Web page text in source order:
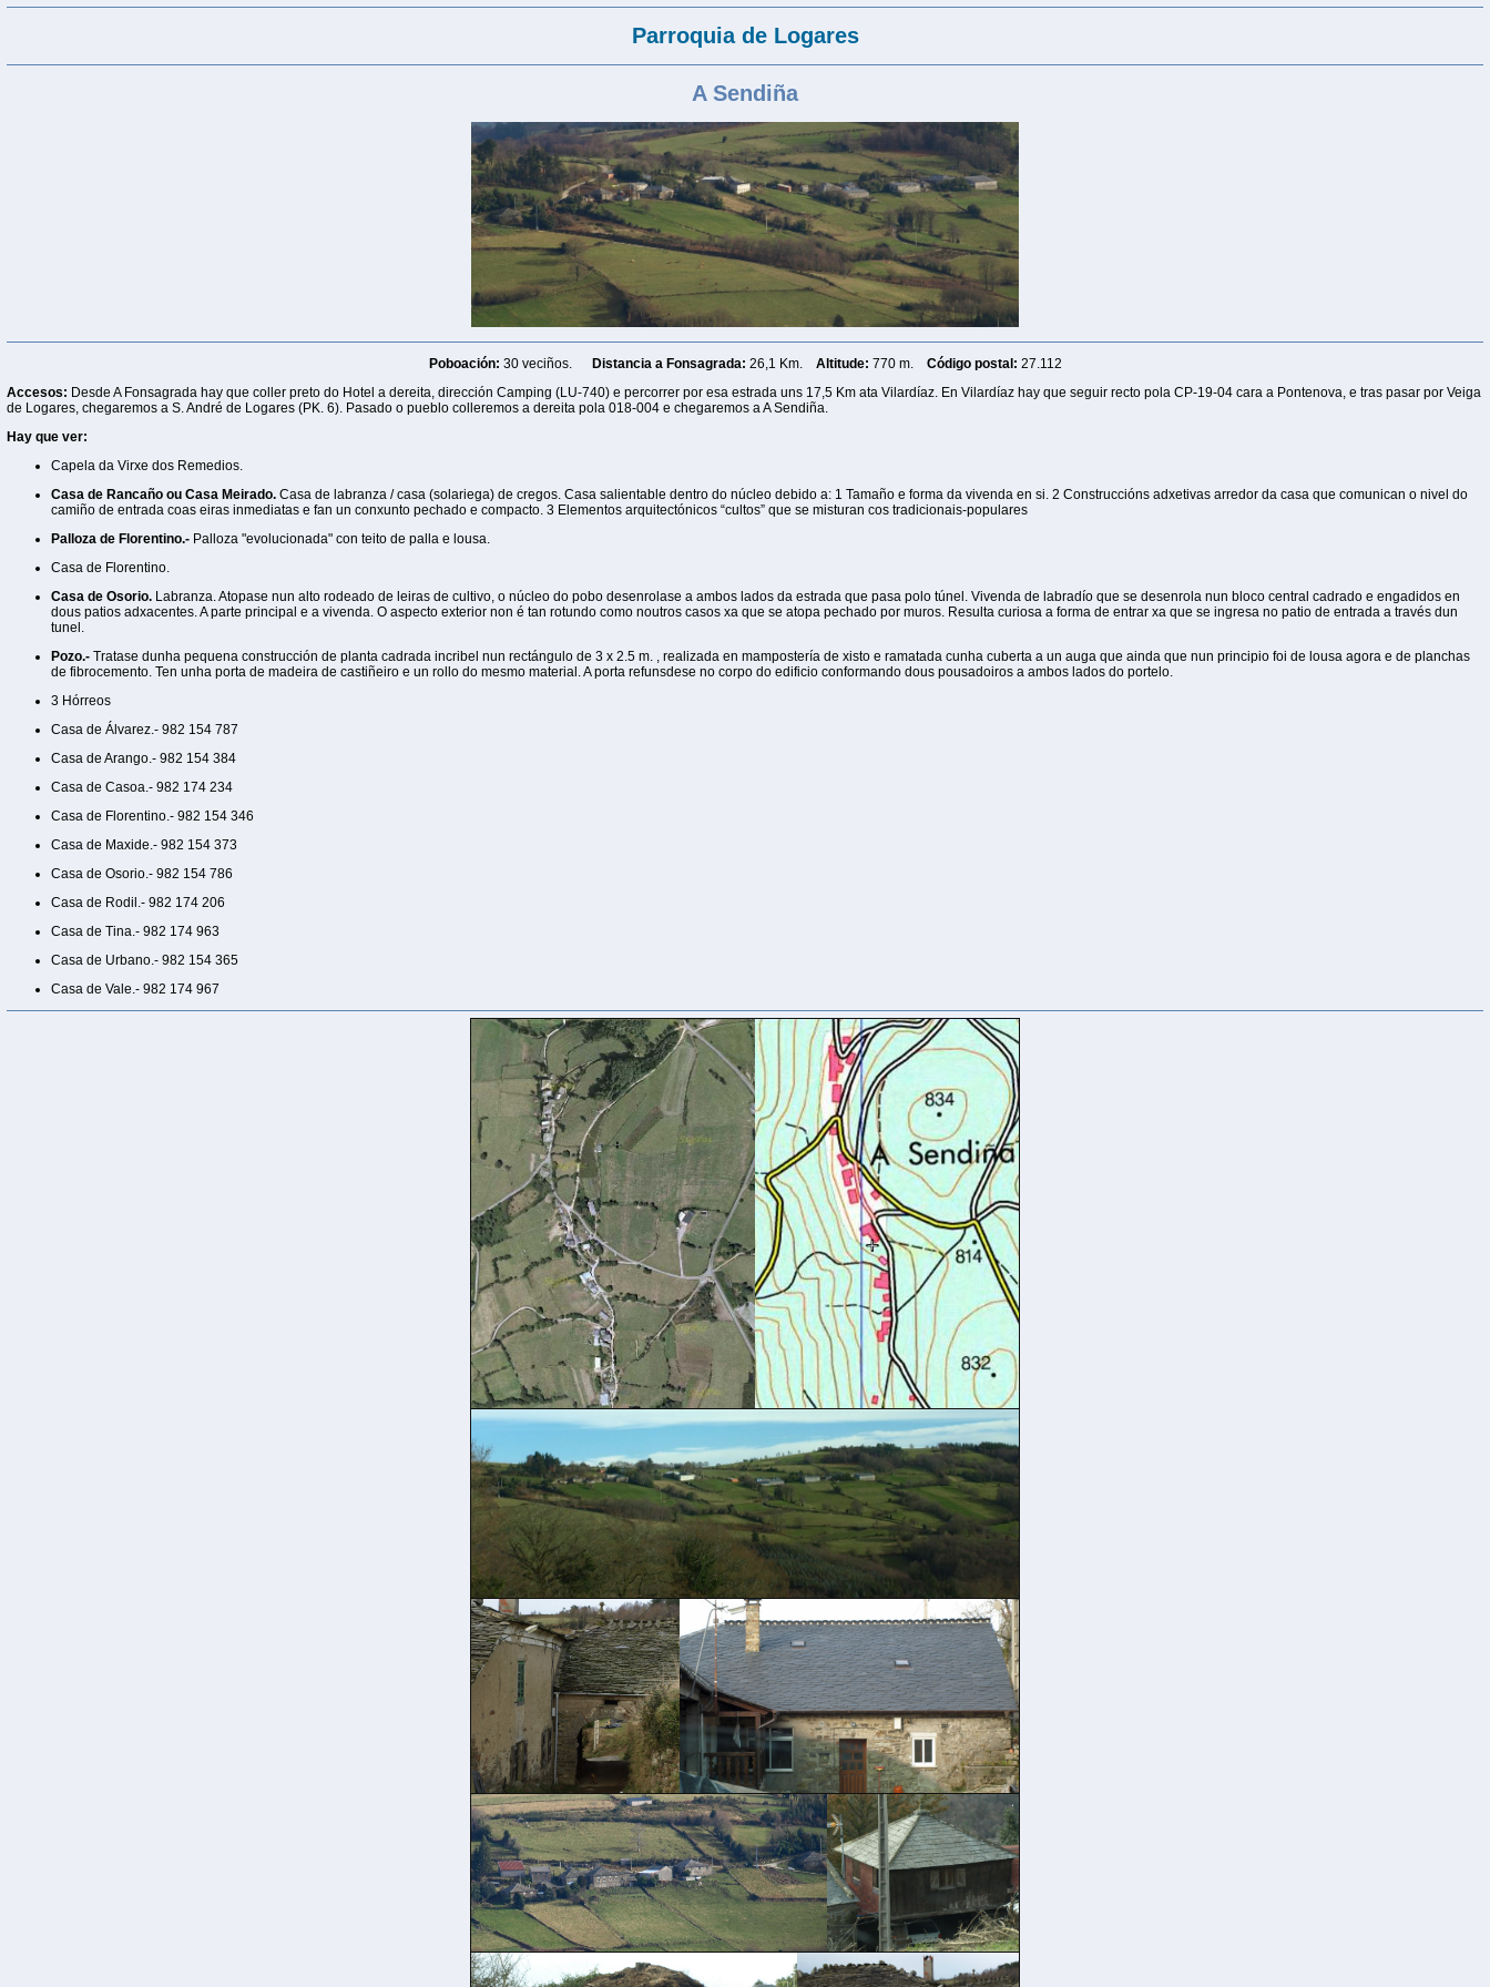
Parroquia de Logares
A Sendiña
Poboación: 30 veciños. Distancia a Fonsagrada: 26,1 Km. Altitude: 770 m. Código postal: 27.112
Accesos: Desde A Fonsagrada hay que coller preto do Hotel a dereita, dirección Camping (LU-740) e percorrer por esa estrada uns 17,5 Km ata Vilardíaz. En Vilardíaz hay que seguir recto pola CP-19-04 cara a Pontenova, e tras pasar por Veiga
de Logares, chegaremos a S. André de Logares (PK. 6). Pasado o pueblo colleremos a dereita pola 018-004 e chegaremos a A Sendiña.
Hay que ver:
Capela da Virxe dos Remedios.
Casa de Rancaño ou Casa Meirado. Casa de labranza / casa (solariega) de cregos. Casa salientable dentro do núcleo debido a: 1 Tamaño e forma da vivenda en si. 2 Construccións adxetivas arredor da casa que comunican o nivel do
camiño de entrada coas eiras inmediatas e fan un conxunto pechado e compacto. 3 Elementos arquitectónicos “cultos” que se misturan cos tradicionais-populares
Palloza de Florentino.- Palloza "evolucionada" con teito de palla e lousa.
Casa de Florentino.
Casa de Osorio. Labranza. Atopase nun alto rodeado de leiras de cultivo, o núcleo do pobo desenrolase a ambos lados da estrada que pasa polo túnel. Vivenda de labradío que se desenrola nun bloco central cadrado e engadidos en
dous patios adxacentes. A parte principal e a vivenda. O aspecto exterior non é tan rotundo como noutros casos xa que se atopa pechado por muros. Resulta curiosa a forma de entrar xa que se ingresa no patio de entrada a través dun
tunel.
Pozo.- Tratase dunha pequena construcción de planta cadrada incribel nun rectángulo de 3 x 2.5 m. , realizada en mampostería de xisto e ramatada cunha cuberta a un auga que ainda que nun principio foi de lousa agora e de planchas
de fibrocemento. Ten unha porta de madeira de castiñeiro e un rollo do mesmo material. A porta refunsdese no corpo do edificio conformando dous pousadoiros a ambos lados do portelo.
3 Hórreos
Casa de Álvarez.- 982 154 787
Casa de Arango.- 982 154 384
Casa de Casoa.- 982 174 234
Casa de Florentino.- 982 154 346
Casa de Maxide.- 982 154 373
Casa de Osorio.- 982 154 786
Casa de Rodil.- 982 174 206
Casa de Tina.- 982 174 963
Casa de Urbano.- 982 154 365
Casa de Vale.- 982 174 967